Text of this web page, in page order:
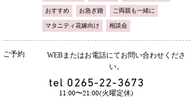
おすすめ お急ぎ婚 ご両親も一緒に
マタニティ花嫁向け 相談会
ご予約
WEBまたはお電話にてお問い合わせくださ
い。
tel 0265-22-3673
11:00〜21:00(火曜定休)